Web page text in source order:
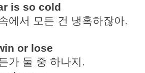
is so cold
에서 모든 건 냉혹하잖아.
or lose
가 둘 중 하나지.